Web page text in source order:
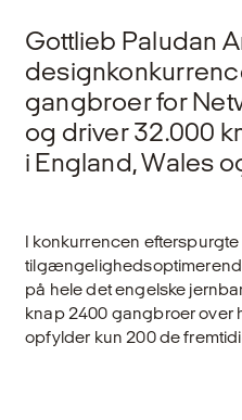
Gottlieb Paludan
gangbroer for
og driver 32.000
i England, Wales
I konkurrencen
på hele det engelske
knap 2400 gangbroer over
opfylder kun 200 de